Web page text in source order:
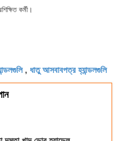
কর্মী।
, ধাতু আসবাবপত্র হ্যান্ডলগুলি